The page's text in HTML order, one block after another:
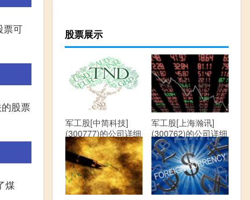
票可
股票
煤
股票展示
军工股[中简科技]
(300777)的公司详细
资料
军工股[上海瀚讯]
(300762)的公司详细
资料